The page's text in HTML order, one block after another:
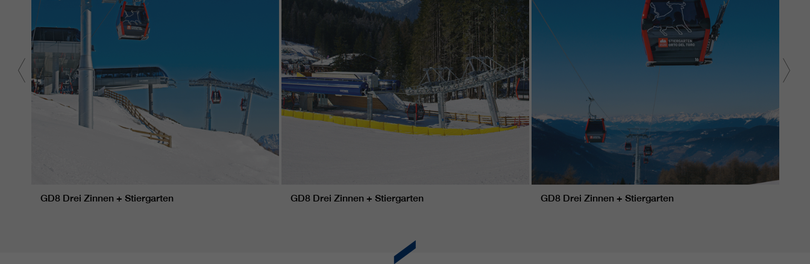
GD8 Drei Zinnen + Stiergarten GD8 Drei Zinnen + Stiergarten GD8 Drei Zinnen + Stiergarten